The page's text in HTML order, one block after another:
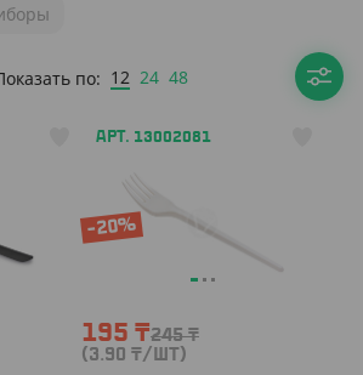
по: 12 24 48
АРТ. 13002081
-20%
195 ₸245₸
(3.90 ₸/ШТ)